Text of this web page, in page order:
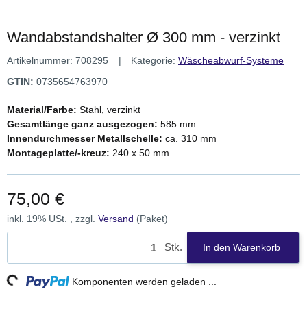
Wandabstandshalter Ø 300 mm - verzinkt
Artikelnummer: 708295 Kategorie: Wäscheabwurf-Systeme
GTIN: 0735654763970
Material/Farbe: Stahl, verzinkt
Gesamtlänge ganz ausgezogen: 585 mm
Innendurchmesser Metallschelle: ca. 310 mm
Montageplatte/-kreuz: 240 x 50 mm
75,00 €
inkl. 19% USt. , zzgl. Versand (Paket)
Stk. In den Warenkorb
Komponenten werden geladen ...